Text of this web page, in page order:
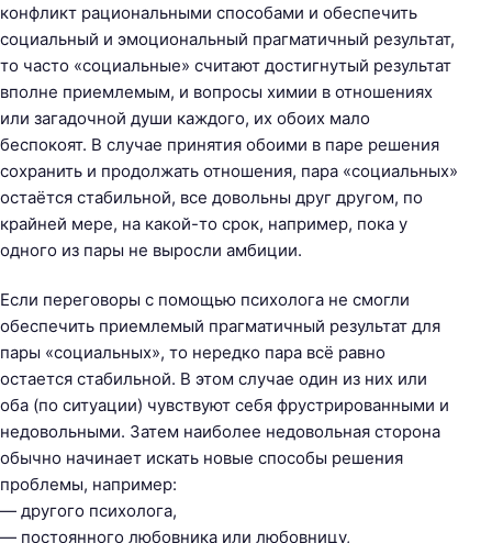
конфликт рациональными способами и обеспечить
социальный и эмоциональный прагматичный результат,
то часто «социальные» считают достигнутый результат
вполне приемлемым, и вопросы химии в отношениях
или загадочной души каждого, их обоих мало
беспокоят. В случае принятия обоими в паре решения
сохранить и продолжать отношения, пара «социальных»
остаётся стабильной, все довольны друг другом, по
крайней мере, на какой-то срок, например, пока у
одного из пары не выросли амбиции.
Если переговоры с помощью психолога не смогли
обеспечить приемлемый прагматичный результат для
пары «социальных», то нередко пара всё равно
остается стабильной. В этом случае один из них или
оба (по ситуации) чувствуют себя фрустрированными и
недовольными. Затем наиболее недовольная сторона
обычно начинает искать новые способы решения
проблемы, например:
— другого психолога,
— постоянного любовника или любовницу,